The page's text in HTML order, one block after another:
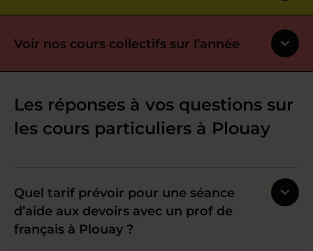
Voir nos cours collectifs sur l’année
Les réponses à vos questions sur
les cours particuliers à Plouay
Quel tarif prévoir pour une séance
d’aide aux devoirs avec un prof de
français à Plouay ?